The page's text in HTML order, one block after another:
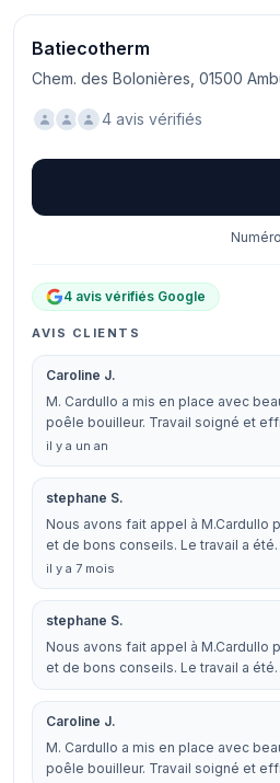
Batiecotherm
Chem. des Bolonières, 01500
4 avis vérifiés
4 avis vérifiés Google
AVIS CLIENTS
Caroline J.
M. Cardullo a mis en place avec
poêle bouilleur. Travail soigné et
il y a un an
stephane S.
Nous avons fait appel à M.Cardullo
et de bons conseils. Le travail a
il y a 7 mois
stephane S.
Nous avons fait appel à M.Cardullo
et de bons conseils. Le travail a
Caroline J.
M. Cardullo a mis en place avec
poêle bouilleur. Travail soigné et